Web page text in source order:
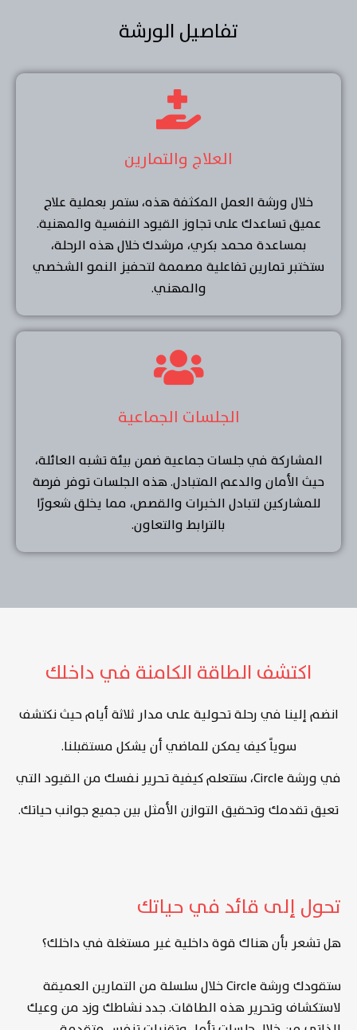
تفاصيل الورشة
العلاج والتمارين
خلال ورشة العمل المكثفة هذه، ستمر بعملية علاج
عميق تساعدك على تجاوز القيود النفسية والمهنية.
بمساعدة محمد بكري، مرشدك خلال هذه الرحلة،
ستختبر تمارين تفاعلية مصممة لتحفيز النمو الشخصي
والمهني.
الجلسات الجماعية
المشاركة في جلسات جماعية ضمن بيئة تشبه العائلة،
حيث الأمان والدعم المتبادل. هذه الجلسات توفر فرصة
للمشاركين لتبادل الخبرات والقصص، مما يخلق شعورًا
بالترابط والتعاون.
اكتشف الطاقة الكامنة في داخلك
انضم إلينا في رحلة تحولية على مدار ثلاثة أيام حيث نكتشف
سوياً كيف يمكن للماضي أن يشكل مستقبلنا.
في ورشة Circle، ستتعلم كيفية تحرير نفسك من القيود التي
تعيق تقدمك وتحقيق التوازن الأمثل بين جميع جوانب حياتك.
تحول إلى قائد في حياتك
هل تشعر بأن هناك قوة داخلية غير مستغلة في داخلك؟
ستقودك ورشة Circle خلال سلسلة من التمارين العميقة
لاستكشاف وتحرير هذه الطاقات. جدد نشاطك وزد من وعيك